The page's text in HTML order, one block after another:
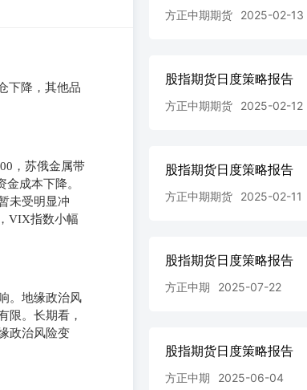
下降，其他品
，苏俄金属带
成本下降。
未受明显冲
VIX指数小幅
。地缘政治风
限。长期看，
政治风险变
方正中期期货 2025-02-13
股指期货日度策略报告
方正中期期货 2025-02-12
股指期货日度策略报告
方正中期期货 2025-02-11
股指期货日度策略报告
方正中期 2025-07-22
股指期货日度策略报告
方正中期 2025-06-04